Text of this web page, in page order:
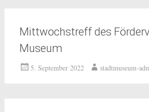
Mittwochstreff des
Museum
5. September 2022 stadtmuseum-